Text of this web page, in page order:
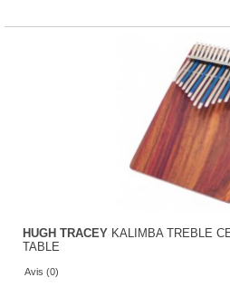
HUGH TRACEY KALIMBA TREBLE
TABLE
Avis (0)